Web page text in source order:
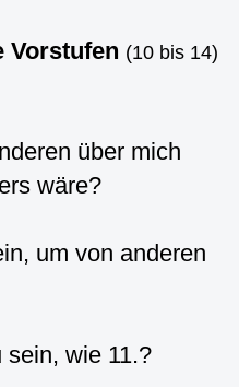
Vorstufen (10 bis 14)
über mich
wäre?
um von anderen
sein, wie 11.?